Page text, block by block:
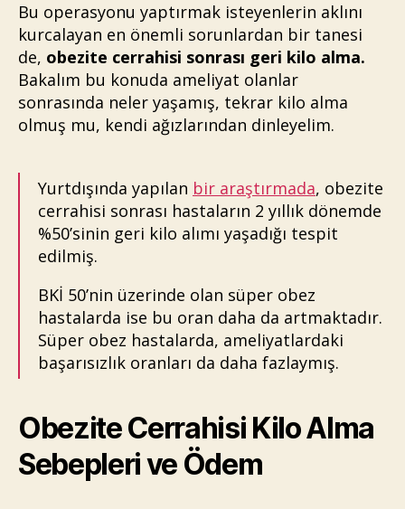
Bu operasyonu yaptırmak isteyenlerin aklını
kurcalayan en önemli sorunlardan bir tanesi
de, obezite cerrahisi sonrası geri kilo alma.
Bakalım bu konuda ameliyat olanlar
sonrasında neler yaşamış, tekrar kilo alma
olmuş mu, kendi ağızlarından dinleyelim.
Yurtdışında yapılan bir araştırmada, obezite
cerrahisi sonrası hastaların 2 yıllık dönemde
%50’sinin geri kilo alımı yaşadığı tespit
edilmiş.
BKİ 50’nin üzerinde olan süper obez
hastalarda ise bu oran daha da artmaktadır.
Süper obez hastalarda, ameliyatlardaki
başarısızlık oranları da daha fazlaymış.
Obezite Cerrahisi Kilo Alma
Sebepleri ve Ödem